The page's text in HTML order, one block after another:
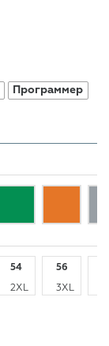
Программер
54
2XL
56
3XL